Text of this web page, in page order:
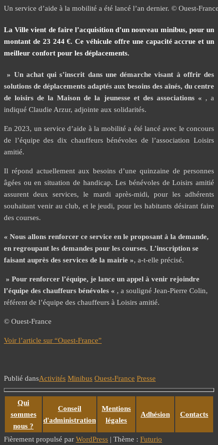
Un service d’aide à la mobilité a été lancé l’an dernier. © Ouest-
La Ville vient de faire l’acquisition d’un nouveau minibus, pour un
montant de 23 244 €. Ce véhicule offre une capacité accrue et un
meilleur confort pour les déplacements.
» Un achat qui s’inscrit dans une démarche visant à offrir des
solutions de déplacements adaptés aux besoins des aînés, du centre
de loisirs de la Maison de la jeunesse et des associations « , ​a
indiqué Claudie Arzur, adjointe aux solidarités.
En 2023, un service d’aide à la mobilité a été lancé avec le concours
de l’équipe des dix chauffeurs bénévoles de l’association Loisirs
amitié.
Il répond actuellement aux besoins d’une quinzaine de personnes
âgées ou en situation de handicap. Les bénévoles de Loisirs amitié
assurent deux services, le mardi après-midi, pour les adhérents
souhaitant venir au club, et le jeudi, pour les habitants désirant faire
des courses.
« Nous allons renforcer ce service en le proposant à la demande,
en regroupant les demandes pour les courses. L’inscription se
faisant auprès des services de la mairie », a-t-elle précisé.
» Pour renforcer l’équipe, je lance un appel à venir rejoindre
l’équipe des chauffeurs bénévoles « , a souligné Jean-Pierre Colin,
référent de l’équipe des chauffeurs à Loisirs amitié.
© Ouest-France
Voir l’article sur “Ouest-France”
Publié dansActivités Minibus Ouest-France Presse
Qui
sommes
nous ?
Conseil
d'administration
Mentions
légales
Adhésion Contacts
Fièrement propulsé par WordPress | Thème : Futurio